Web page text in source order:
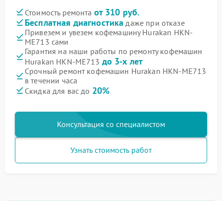
Стоимость ремонта от 310 руб.
Бесплатная диагностика даже при отказе
Привезем и увезем кофемашину Hurakan HKN-
ME713 сами
Гарантия на наши работы по ремонту кофемашин
Hurakan HKN-ME713 до 3-х лет
Срочный ремонт кофемашин Hurakan HKN-ME713
в течении часа
Скидка для вас до 20%
Консультация со специалистом
Узнать стоимость работ